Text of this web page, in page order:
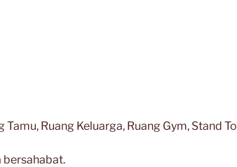
Ruang Keluarga, Ruang Gym, Stand
bersahabat.